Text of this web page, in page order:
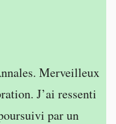
Merveilleux
J’ai ressenti
par un